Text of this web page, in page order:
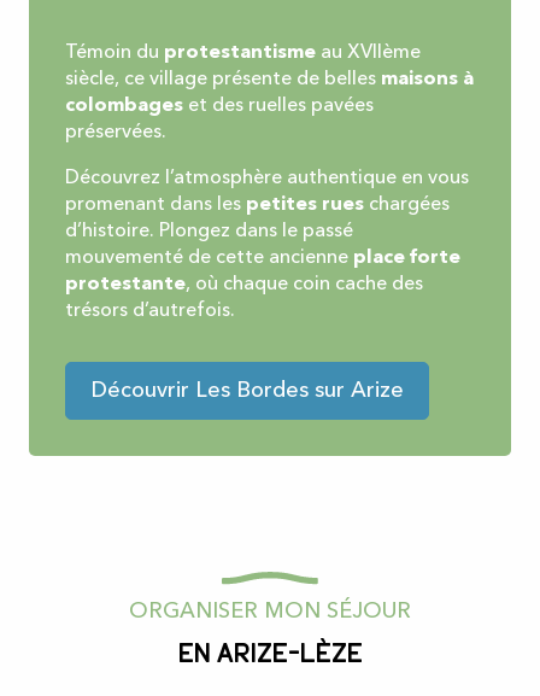
Témoin du protestantisme au XVIIème
siècle, ce village présente de belles maisons à
colombages et des ruelles pavées
préservées.
Découvrez l’atmosphère authentique en vous
promenant dans les petites rues chargées
d’histoire. Plongez dans le passé
mouvementé de cette ancienne place forte
protestante, où chaque coin cache des
trésors d’autrefois.
Découvrir Les Bordes sur Arize
ORGANISER MON SÉJOUR
En Arize-Lèze